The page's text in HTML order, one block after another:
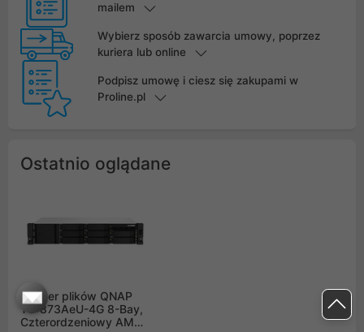
mailem
Wybierz sposób zawarcia umowy, poprzez
kuriera lub online
Podpisz umowę i ciesz się zakupami w
Proline.pl
Ostatnio oglądane
Serwer plików QNAP
TS-873AeU-4G 8-Bay,
Czterordzeniowy AMD